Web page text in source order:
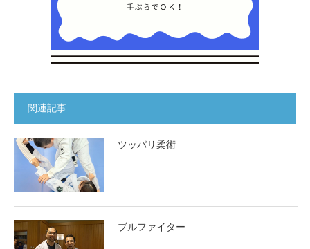
関連記事
ツッパリ柔術
ブルファイター